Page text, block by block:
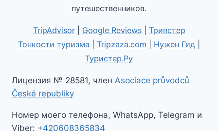
путешественников.
TripAdvisor| Google Reviews| Трипстер
Тонкости туризма
Tripzaza.com Нужен Гид
Туристер.Ру
Лицензия № 28581, член Asociace průvodců
České republiky
Номер моего телефона, WhatsApp, Telegram и
Viber: +420608365834